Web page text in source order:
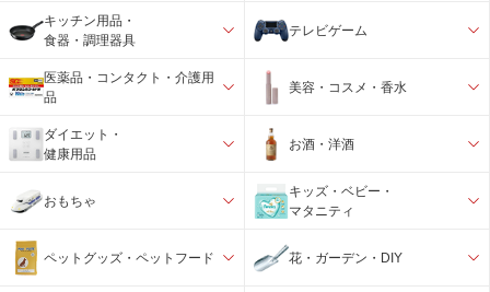
キッチン用品・
食器・調理器具
テレビゲーム
医薬品・コンタクト・介護用
品
美容・コスメ・香水
ダイエット・
健康用品
お酒・洋酒
おもちゃ
キッズ・ベビー・
マタニティ
ペットグッズ・ペットフード 花・ガーデン・DIY